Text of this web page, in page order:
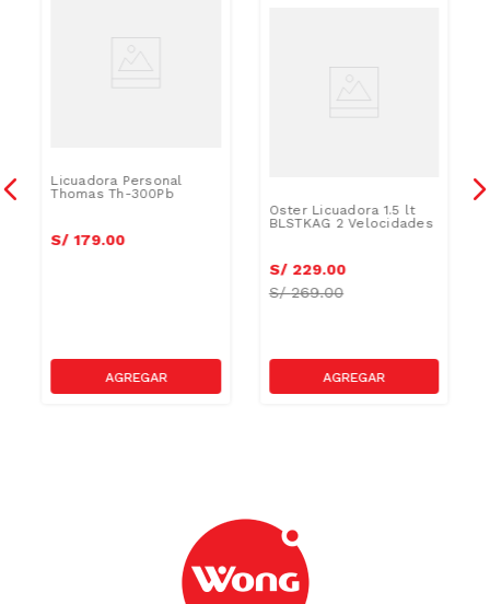
Licuadora Personal
Thomas Th-300Pb
S/ 179.00
Oster Licuadora 1.5 lt
BLSTKAG 2 Velocidades
S/ 229.00
S/269.00